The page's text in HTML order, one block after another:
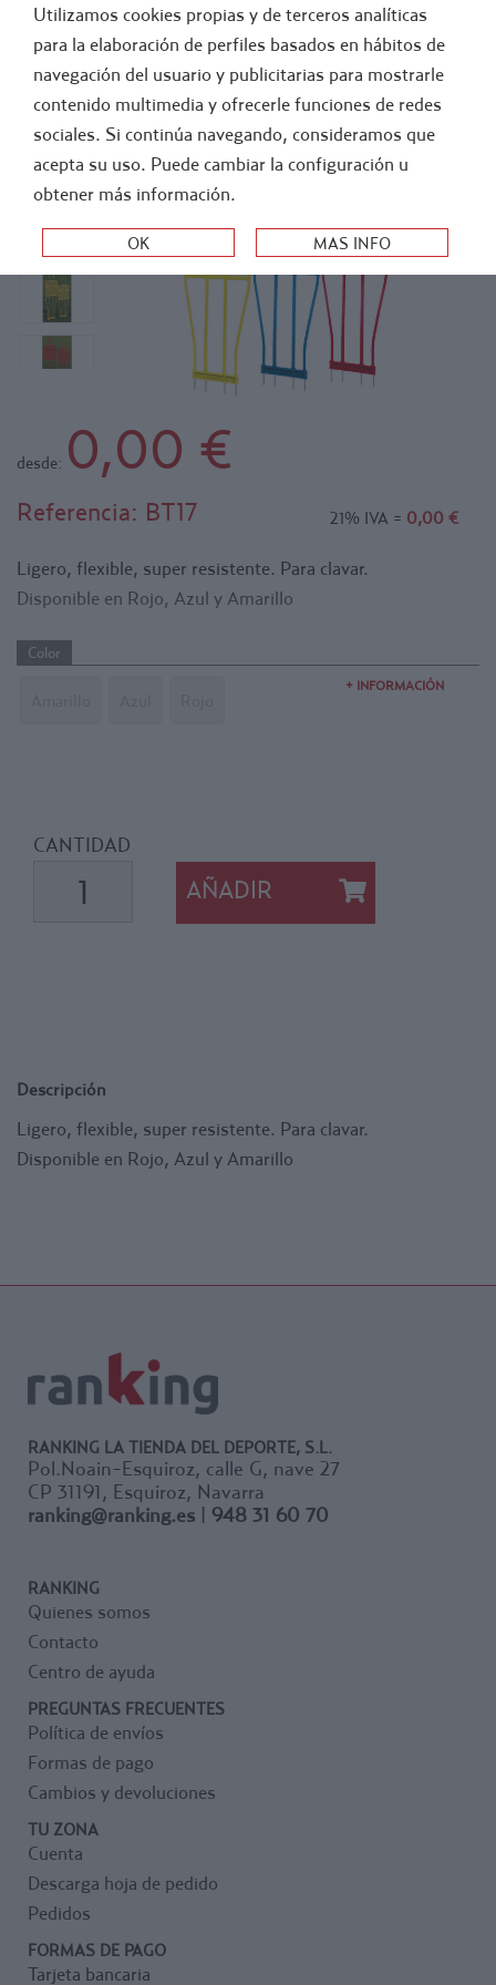
- FUERA STOCK
DEFENSA FRANCE 160 CM
desde: 0,00 €
Referencia: BT17 21% IVA = 0,00 €
Ligero, flexible, super resistente. Para clavar.
Disponible en Rojo, Azul y Amarillo
+ INFORMACIÓN
Color
CANTIDAD
AÑADIR
Descripción
Ligero, flexible, super resistente. Para clavar.
Disponible en Rojo, Azul y Amarillo
RANKING LA TIENDA DEL DEPORTE, S.L.
Pol.Noain-Esquiroz, calle G, nave 27
CP 31191, Esquiroz, Navarra
ranking@ranking.es | 948 31 60 70
RANKING
Quienes somos
Contacto
Centro de ayuda
PREGUNTAS FRECUENTES
Política de envíos
Formas de pago
Cambios y devoluciones
TU ZONA
Cuenta
Descarga hoja de pedido
Pedidos
FORMAS DE PAGO
Tarjeta bancaria
Utilizamos cookies propias y de terceros analíticas
para la elaboración de perfiles basados en hábitos de
navegación del usuario y publicitarias para mostrarle
contenido multimedia y ofrecerle funciones de redes
sociales. Si continúa navegando, consideramos que
acepta su uso. Puede cambiar la configuración u
obtener más información.